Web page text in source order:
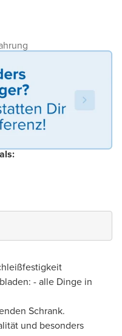
- alle Dinge in
Schrank.
und besonders